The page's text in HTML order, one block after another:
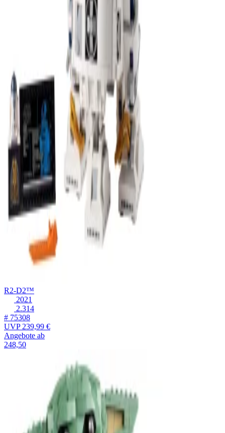
R2-D2™
2021
2.314
# 75308
UVP239,99 €
Angebote ab
248,50